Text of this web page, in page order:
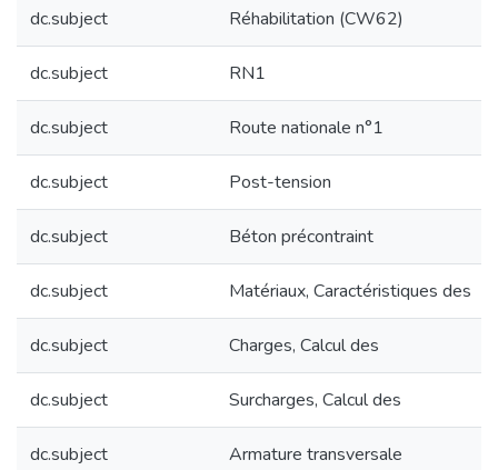
dc.subject Réhabilitation (CW62)
dc.subject RN1
dc.subject Route nationale n°1
dc.subject Post-tension
dc.subject Béton précontraint
dc.subject Matériaux, Caractéristiques des
dc.subject Charges, Calcul des
dc.subject Surcharges, Calcul des
dc.subject Armature transversale